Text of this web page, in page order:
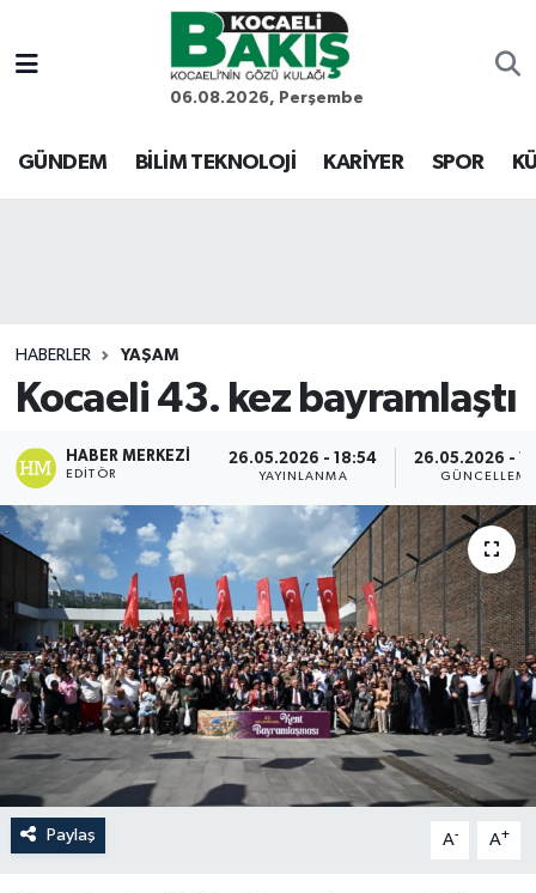
06.08.2026, Perşembe
GÜNDEM BİLİM TEKNOLOJİ KARİYER SPOR
HABERLER YAŞAM
Kocaeli 43. kez bayramlaştı
HABER MERKEZI
EDITÖR
26.05.2026 - 18:54
YAYINLANMA
26.05.2026 -
GÜNCELLEME
Paylaş A- A+
Kocaeli Nöbetçi Eczaneler
Kocaeli Hava Durumu
Son Dakika Haberleri
Haber Arşivi